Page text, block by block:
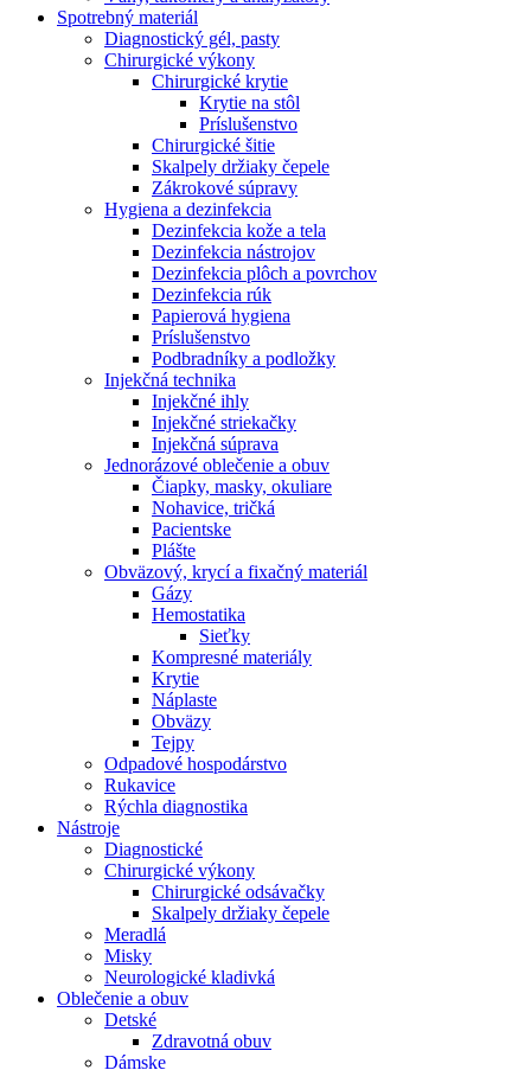
Spotrebný materiál
Diagnostický gél, pasty
Chirurgické výkony
Chirurgické krytie
Krytie na stôl
Príslušenstvo
Chirurgické šitie
Skalpely držiaky čepele
Zákrokové súpravy
Hygiena a dezinfekcia
Dezinfekcia kože a tela
Dezinfekcia nástrojov
Dezinfekcia plôch a povrchov
Dezinfekcia rúk
Papierová hygiena
Príslušenstvo
Podbradníky a podložky
Injekčná technika
Injekčné ihly
Injekčné striekačky
Injekčná súprava
Jednorázové oblečenie a obuv
Čiapky, masky, okuliare
Nohavice, tričká
Pacientske
Plášte
Obväzový, krycí a fixačný materiál
Gázy
Hemostatika
Sieťky
Kompresné materiály
Krytie
Náplaste
Obväzy
Tejpy
Odpadové hospodárstvo
Rukavice
Rýchla diagnostika
Nástroje
Diagnostické
Chirurgické výkony
Chirurgické odsávačky
Skalpely držiaky čepele
Meradlá
Misky
Neurologické kladivká
Oblečenie a obuv
Detské
Zdravotná obuv
Dámske